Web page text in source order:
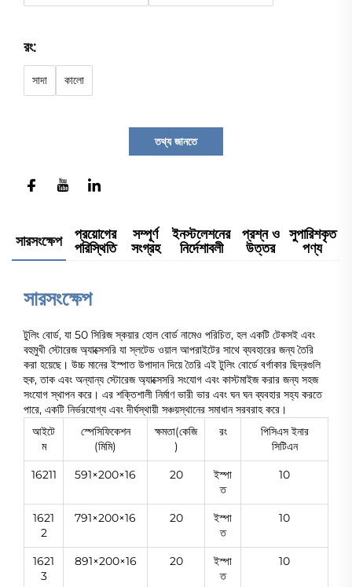
রং:
সাদা কালো
তথ্য জানতে
সারসংক্ষেপ
প্রয়োগের
পরিস্থিতি
সম্পূর্ণ
সংগ্রহ
ইনস্টলেশনের
নির্দেশাবলী
প্রশ্ন ও
উত্তর
সুপারিশকৃত
পণ্য
সারসংক্ষেপ
টুলিং বোর্ড, যা 50 সিরিজ স্কয়ার হোল বোর্ড নামেও পরিচিত, হল একটি টেকসই এবং
বহুমুখী স্টোরেজ অ্যাক্সেসরি যা স্লটেড ওয়াল আপরাইটের সাথে ব্যবহারের জন্য তৈরি
করা হয়েছে। উচ্চ মানের ইস্পাত উপাদান দিয়ে তৈরি এই টুলিং বোর্ডে বর্গাকার ছিদ্রগুলি
হুক, তাক এবং অন্যান্য স্টোরেজ অ্যাক্সেসরি সংযোগ এবং কাস্টমাইজ করার জন্য সহজ
সংযোগ স্থাপন করে। এর শক্তিশালী নির্মাণ ভারী ভার এবং ঘন ঘন ব্যবহার সহ্য করতে
পারে, একটি নির্ভরযোগ্য এবং দীর্ঘস্থায়ী সঞ্চয়স্থানের সমাধান সরবরাহ করে।
আইটে
ম
স্পেসিফিকেশন
(মিমি)
ক্ষমতা(কেজি
)
রং
পিসিএস ইনার
সিটিএন
16211
591×200×16 20
ইস্পা
ত
10
1621
2
791×200×16 20
ইস্পা
ত
10
1621
3
891×200×16 20
ইস্পা
ত
10